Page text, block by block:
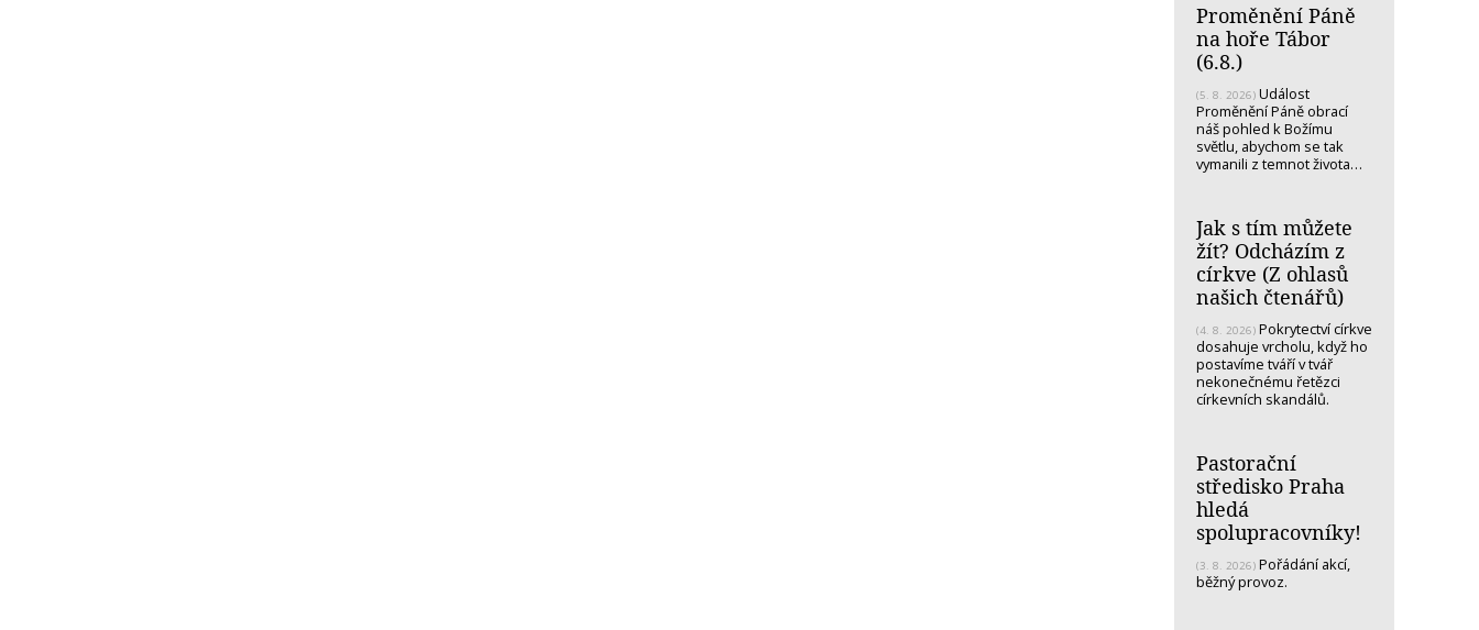
Proměnění Páně
na hoře Tábor
(6.8.)
(5. 8. 2026) Událost
Proměnění Páně obrací
náš pohled k Božímu
světlu, abychom se tak
vymanili z temnot života…
Jak s tím můžete
žít? Odcházím z
církve (Z ohlasů
našich čtenářů)
(4. 8. 2026) Pokrytectví církve
dosahuje vrcholu, když ho
postavíme tváří v tvář
nekonečnému řetězci
církevních skandálů.
Pastorační
středisko Praha
hledá
spolupracovníky!
(3. 8. 2026) Pořádání akcí,
běžný provoz.